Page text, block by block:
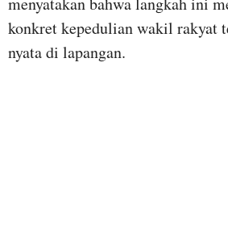
konkret kepedulian wakil rakyat
nyata di lapangan.